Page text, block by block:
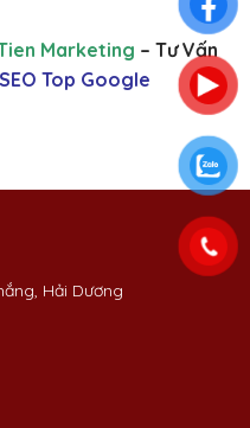
Marketing – Tư Vấn
SEO Top Google
Hải Dương